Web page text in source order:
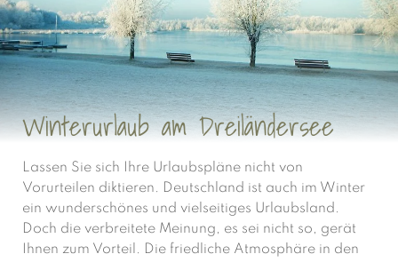
Winterurlaub am Dreiländersee
Lassen Sie sich Ihre Urlaubspläne nicht von
Vorurteilen diktieren. Deutschland ist auch im Winter
ein wunderschönes und vielseitiges Urlaubsland.
Doch die verbreitete Meinung, es sei nicht so, gerät
Ihnen zum Vorteil. Die friedliche Atmosphäre in den